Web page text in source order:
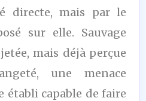
directe, mais par le
sur elle. Sauvage
mais déjà perçue
une menace
établi capable de faire